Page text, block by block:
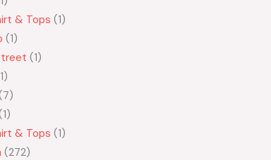
& Tops 1
1
1
1
7
1
& Tops 1
272